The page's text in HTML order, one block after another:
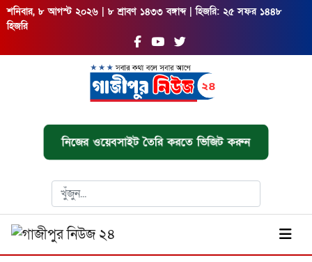
শনিবার, ৮ আগস্ট ২০২৬ | ৮ শ্রাবণ ১৪৩৩ বঙ্গাব্দ | হিজরি: ২৫ সফর ১৪৪৮
হিজরি
নিজের ওয়েবসাইট তৈরি করতে ভিজিট করুন